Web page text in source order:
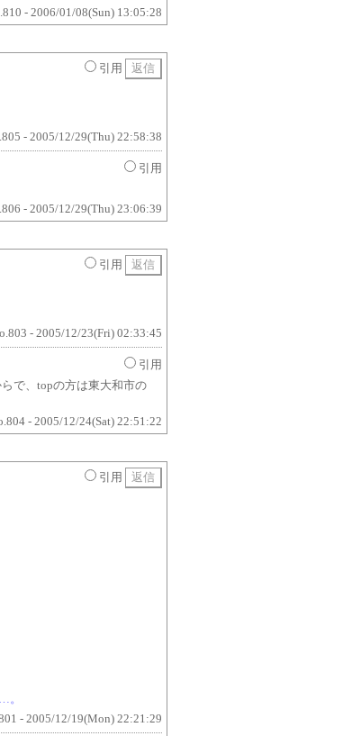
- 2006/01/08(Sun) 13:05:28
引用
- 2005/12/29(Thu) 22:58:38
引用
- 2005/12/29(Thu) 23:06:39
引用
- 2005/12/23(Fri) 02:33:45
引用
で、topの方は東大和市の
- 2005/12/24(Sat) 22:51:22
引用
。
- 2005/12/19(Mon) 22:21:29